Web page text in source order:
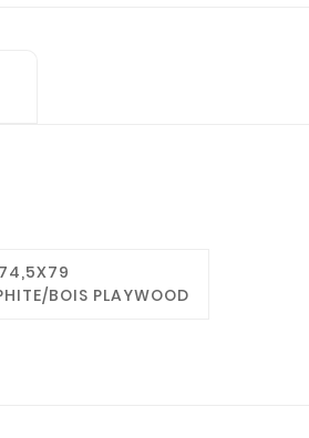
BOIS PLAYWOOD